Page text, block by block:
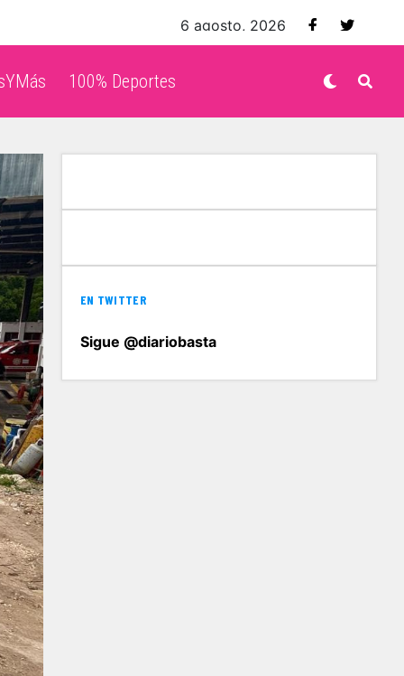
6 agosto, 2026
100% Deportes
EN TWITTER
Sigue @diariobasta